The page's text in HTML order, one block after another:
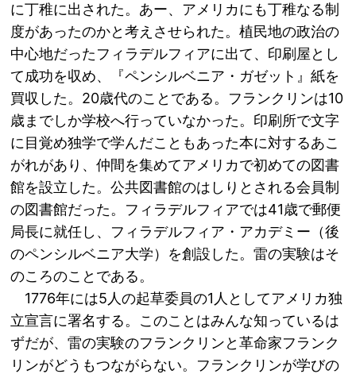
に丁稚に出された。あー、アメリカにも丁稚なる制
度があったのかと考えさせられた。植民地の政治の
中心地だったフィラデルフィアに出て、印刷屋とし
て成功を収め、『ペンシルベニア・ガゼット』紙を
買収した。20歳代のことである。フランクリンは10
歳までしか学校へ行っていなかった。印刷所で文字
に目覚め独学で学んだこともあった本に対するあこ
がれがあり、仲間を集めてアメリカで初めての図書
館を設立した。公共図書館のはしりとされる会員制
の図書館だった。フィラデルフィアでは41歳で郵便
局長に就任し、フィラデルフィア・アカデミー（後
のペンシルベニア大学）を創設した。雷の実験はそ
のころのことである。
1776年には5人の起草委員の1人としてアメリカ独
立宣言に署名する。このことはみんな知っているは
ずだが、雷の実験のフランクリンと革命家フランク
リンがどうもつながらない。フランクリンが学びの